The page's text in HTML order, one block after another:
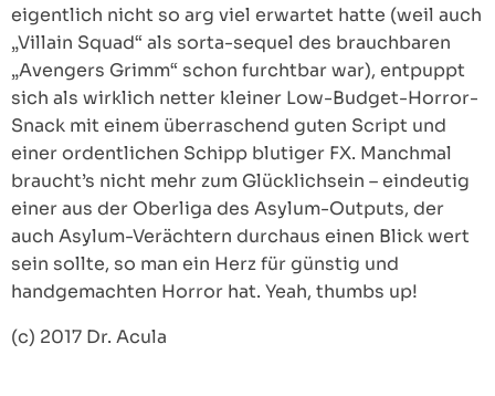
eigentlich nicht so arg viel erwartet hatte (weil auch
„Villain Squad“ als sorta-sequel des brauchbaren
„Avengers Grimm“ schon furchtbar war), entpuppt
sich als wirklich netter kleiner Low-Budget-Horror-
Snack mit einem überraschend guten Script und
einer ordentlichen Schipp blutiger FX. Manchmal
braucht’s nicht mehr zum Glücklichsein – eindeutig
einer aus der Oberliga des Asylum-Outputs, der
auch Asylum-Verächtern durchaus einen Blick wert
sein sollte, so man ein Herz für günstig und
handgemachten Horror hat. Yeah, thumbs up!
(c) 2017 Dr. Acula